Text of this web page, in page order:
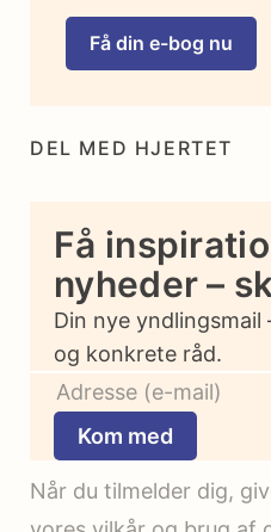
DEL MED HJERTET
Få
nyheder –
Din nye
og konkrete råd.
Kom med
Når du tilmelder dig,
Få din e-bog nu